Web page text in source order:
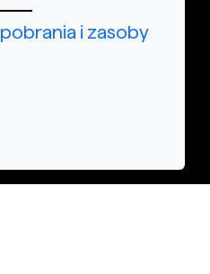
i zasoby